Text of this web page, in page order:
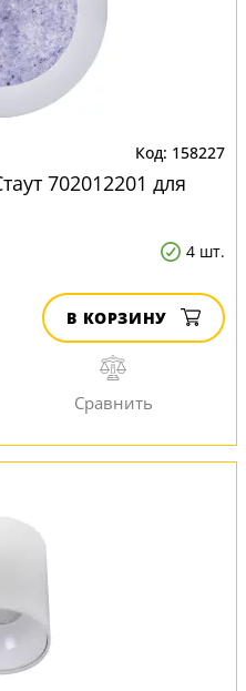
158227
702012201 для
4 шт.
В КОРЗИНУ